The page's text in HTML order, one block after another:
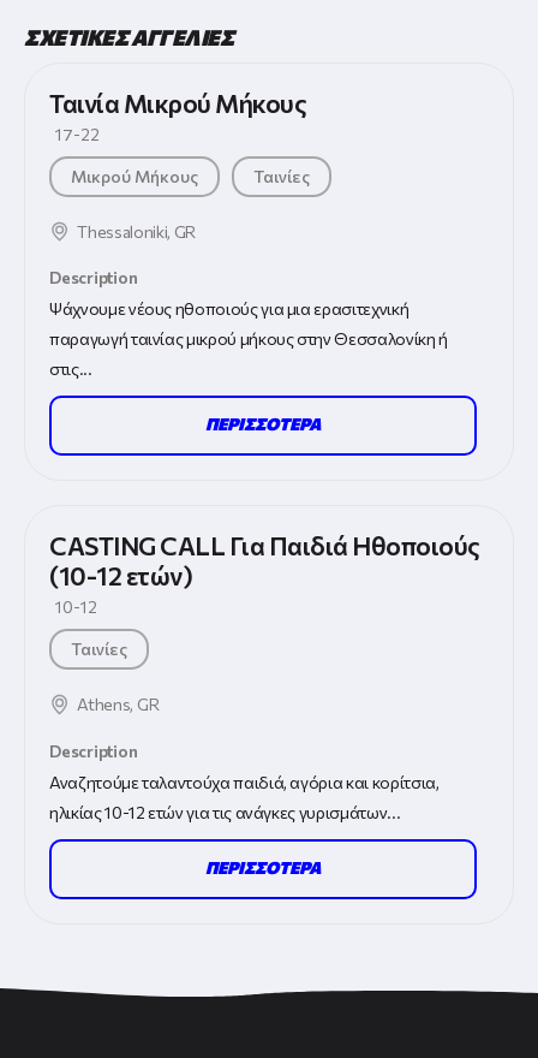
ΣΧΕΤΙΚΕΣ ΑΓΓΕΛΙΕΣ
Ταινία Μικρού Μήκους
17-22
Μικρού Μήκους Ταινίες
Thessaloniki, GR
Description
Ψάχνουμε νέους ηθοποιούς για μια ερασιτεχνική
παραγωγή ταινίας μικρού μήκους στην Θεσσαλονίκη ή
στις...
ΠΕΡΙΣΣΟΤΕΡΑ
CASTING CALL Για Παιδιά Ηθοποιούς
(10-12 ετών)
10-12
Ταινίες
Athens, GR
Description
Αναζητούμε ταλαντούχα παιδιά, αγόρια και κορίτσια,
ηλικίας 10-12 ετών για τις ανάγκες γυρισμάτων...
ΠΕΡΙΣΣΟΤΕΡΑ